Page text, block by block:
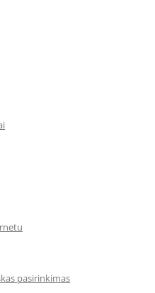
pasirinkimas